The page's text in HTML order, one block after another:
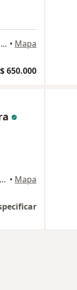
Av 6E# 7A-21. Quinta Oriental. Ecofetal, Cúcuta • Mapa
$ 650.000
AV. 1E #11-152 Quinta Velez Cucuta, Cúcuta • Mapa